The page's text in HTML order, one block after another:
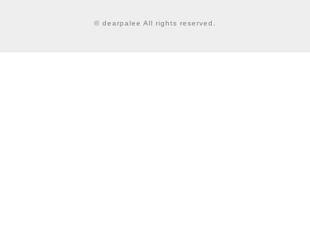
© dearpalee All rights reserved.